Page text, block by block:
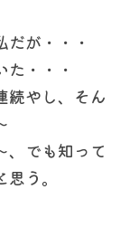
が・・・
・・・
続やし、そん
、でも知って
う。